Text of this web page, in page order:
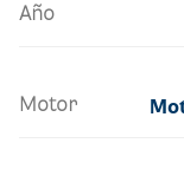
Año
Motor